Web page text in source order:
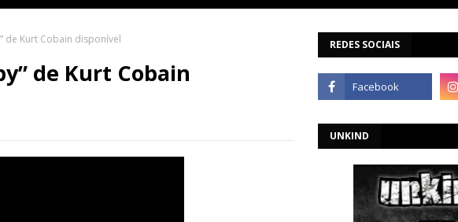
de Kurt Cobain disponível
de Kurt Cobain
REDES SOCIAIS
UNKIND